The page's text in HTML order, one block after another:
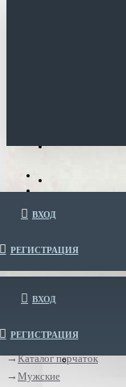
ВХОД
РЕГИСТРАЦИЯ
ВХОД
РЕГИСТРАЦИЯ
Каталог перчаток
Мужские